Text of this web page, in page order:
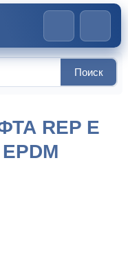
Поиск
муфта REP E W5
REP E